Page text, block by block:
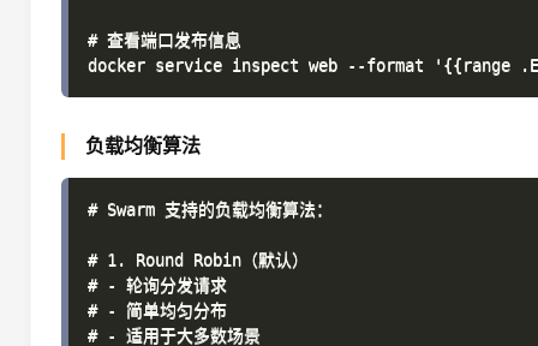
# 查看端口发布信息
负载均衡算法
# Swarm 支持的负载均衡算法：
# 1. Round Robin（默认）
# - 轮询分发请求
# - 简单均匀分布
# - 适用于大多数场景